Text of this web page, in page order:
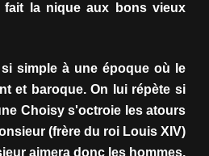
la nique aux bons vieux
simple à une époque où le
et baroque. On lui répète si
Choisy s'octroie les atours
(frère du roi Louis XIV)
aimera donc les hommes.